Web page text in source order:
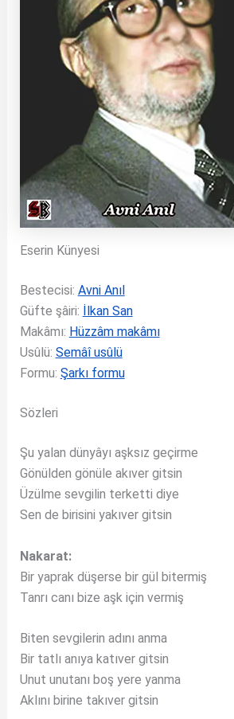
Eserin Künyesi
Bestecisi: Avni Anıl
Güfte şâiri: İlkan San
Makâmı: Hüzzâm makâmı
Usûlü: Semâî usûlü
Formu: Şarkı formu
Sözleri
Şu yalan dünyâyı aşksız geçirme
Gönülden gönüle akıver gitsin
Üzülme sevgilin terketti diye
Sen de birisini yakıver gitsin
Nakarat:
Bir yaprak düşerse bir gül bitermiş
Tanrı canı bize aşk için vermiş
Biten sevgilerin adını anma
Bir tatlı anıya katıver gitsin
Unut unutanı boş yere yanma
Aklını birine takıver gitsin